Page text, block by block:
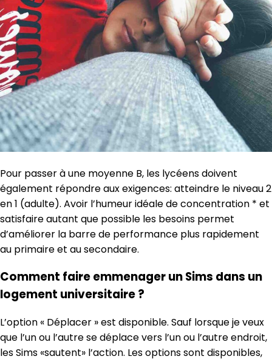
Pour passer à une moyenne B, les lycéens doivent
également répondre aux exigences: atteindre le niveau 2
en 1 (adulte). Avoir l’humeur idéale de concentration * et
satisfaire autant que possible les besoins permet
d’améliorer la barre de performance plus rapidement
au primaire et au secondaire.
Comment faire emmenager un Sims dans un
logement universitaire ?
L’option « Déplacer » est disponible. Sauf lorsque je veux
que l’un ou l’autre se déplace vers l’un ou l’autre endroit,
les Sims «sautent» l’action. Les options sont disponibles,